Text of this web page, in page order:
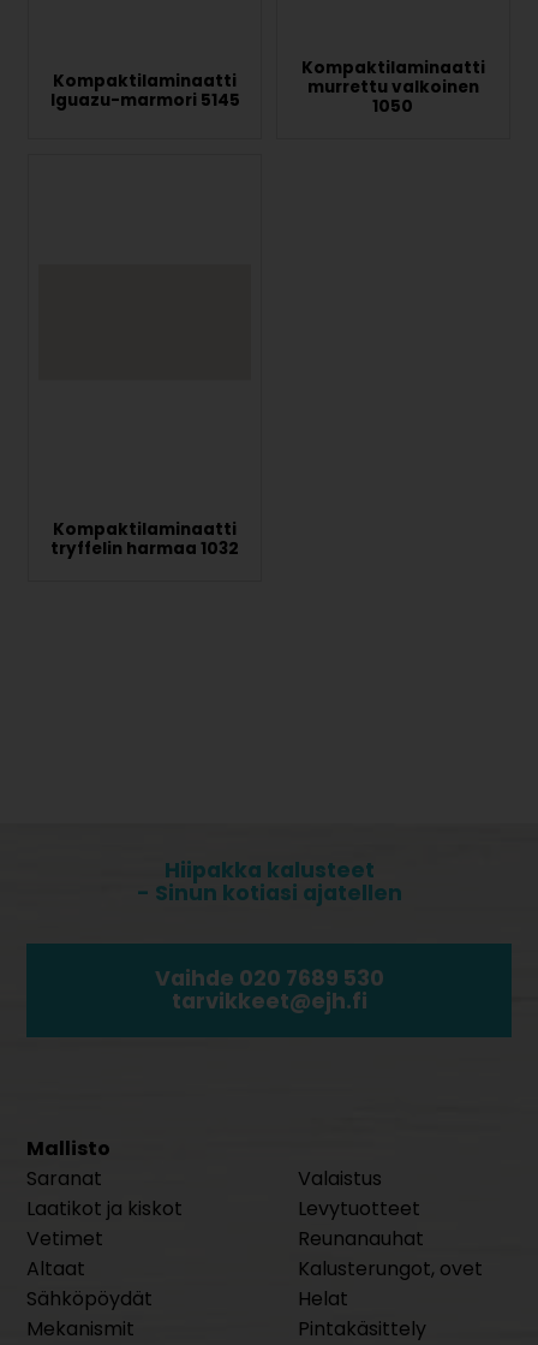
Kompaktilaminaatti
Iguazu-marmori 5145
Kompaktilaminaatti
murrettu valkoinen
1050
Kompaktilaminaatti
tryffelin harmaa 1032
Hiipakka kalusteet
- Sinun kotiasi ajatellen
Vaihde 020 7689 530
tarvikkeet@ejh.fi
Mallisto
Saranat
Laatikot ja kiskot
Vetimet
Altaat
Sähköpöydät
Mekanismit
Valaistus
Levytuotteet
Reunanauhat
Kalusterungot, ovet
Helat
Pintakäsittely